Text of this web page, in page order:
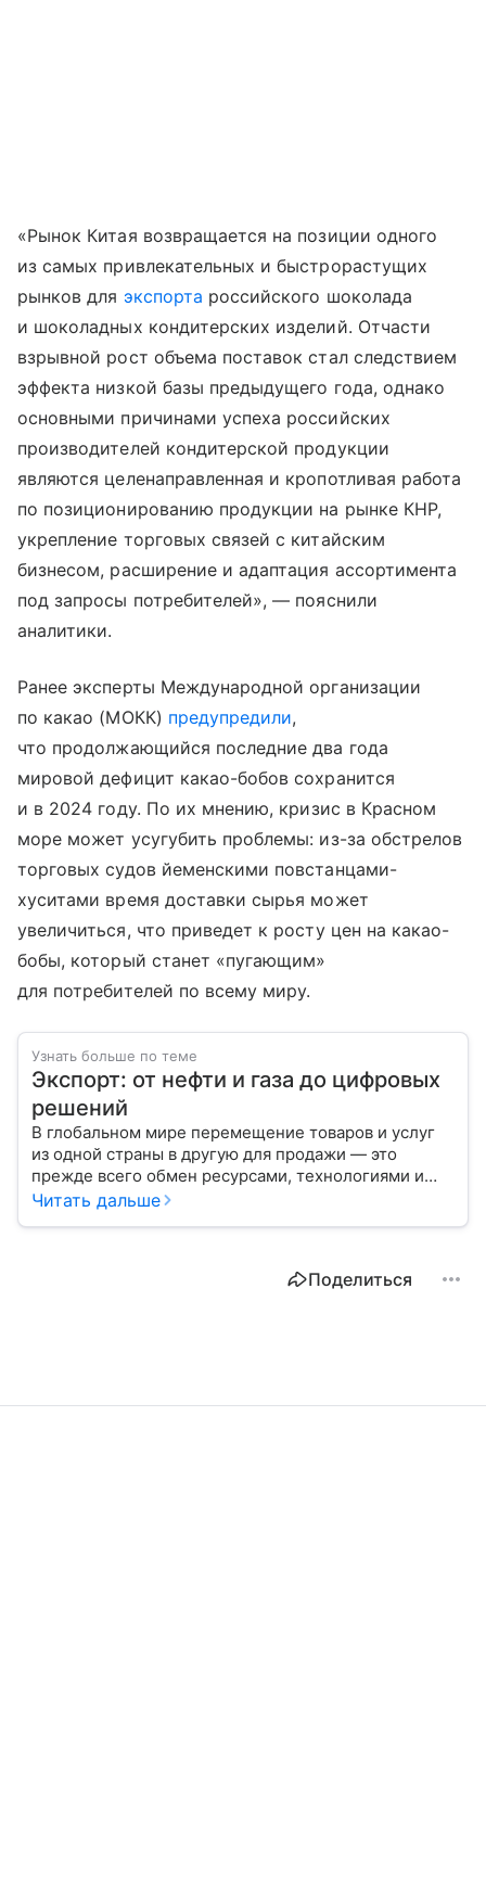
«Рынок Китая возвращается на позиции одного
из самых привлекательных и быстрорастущих
рынков для экспорта российского шоколада
и шоколадных кондитерских изделий. Отчасти
взрывной рост объема поставок стал следствием
эффекта низкой базы предыдущего года, однако
основными причинами успеха российских
производителей кондитерской продукции
являются целенаправленная и кропотливая работа
по позиционированию продукции на рынке КНР,
укрепление торговых связей с китайским
бизнесом, расширение и адаптация ассортимента
под запросы потребителей», — пояснили
аналитики.
Ранее эксперты Международной организации
по какао (МОКК) предупредили,
что продолжающийся последние два года
мировой дефицит какао-бобов сохранится
и в 2024 году. По их мнению, кризис в Красном
море может усугубить проблемы: из-за обстрелов
торговых судов йеменскими повстанцами-
хуситами время доставки сырья может
увеличиться, что приведет к росту цен на какао-
бобы, который станет «пугающим»
для потребителей по всему миру.
Узнать больше по теме
Экспорт: от нефти и газа до цифровых
решений
В глобальном мире перемещение товаров и услуг
из одной страны в другую для продажи — это
прежде всего обмен ресурсами, технологиями и
культурой. В статье разберем, как работает экспорт
Читать дальше
Поделиться